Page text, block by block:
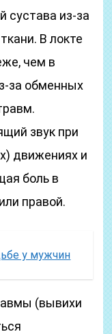
сустава из-за
В локте
чем в
за обменных
звук при
движениях и
боль в
правой.
у мужчин
(вывихи